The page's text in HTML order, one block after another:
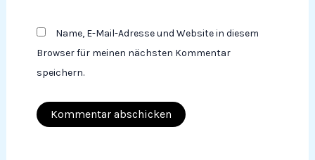
Name, E-Mail-Adresse und Website in diesem
Browser für meinen nächsten Kommentar
speichern.